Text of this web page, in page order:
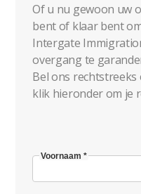
Of u nu gewoon uw
bent of klaar bent
Intergate
overgang te
Bel ons rechtstreeks
klik hieronder om je
Voornaam *